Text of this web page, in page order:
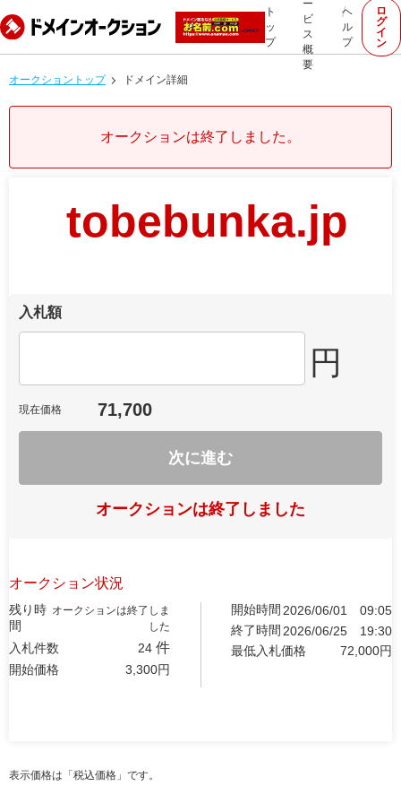
ト
ッ
プ
ー
ビ
ス
概
要
ヘ
ル
プ
ロ
グ
イ
ン
オークショントップ ドメイン詳細
オークションは終了しました。
tobebunka.jp
入札額
円
現在価格 71,700
次に進む
オークションは終了しました
オークション状況
残り時
間
オークションは終了しま
した
入札件数 24 件
開始価格 3,300円
開始時間 2026/06/01
09:05
終了時間 2026/06/25
19:30
最低入札価格
72,000円
表示価格は「税込価格」です。